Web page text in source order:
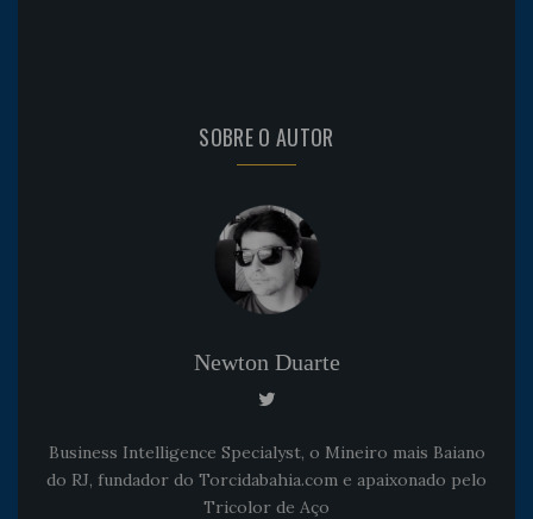
SOBRE O AUTOR
Newton Duarte
Business Intelligence Specialyst, o Mineiro mais Baiano
do RJ, fundador do Torcidabahia.com e apaixonado pelo
Tricolor de Aço